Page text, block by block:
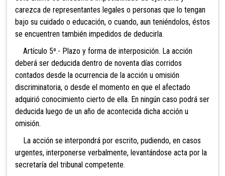
carezca de representantes legales o personas que lo tengan
bajo su cuidado o educación, o cuando, aun teniéndolos, éstos
se encuentren también impedidos de deducirla.
Artículo 5º.- Plazo y forma de interposición. La acción
deberá ser deducida dentro de noventa días corridos
contados desde la ocurrencia de la acción u omisión
discriminatoria, o desde el momento en que el afectado
adquirió conocimiento cierto de ella. En ningún caso podrá ser
deducida luego de un año de acontecida dicha acción u
omisión.
La acción se interpondrá por escrito, pudiendo, en casos
urgentes, interponerse verbalmente, levantándose acta por la
secretaría del tribunal competente.